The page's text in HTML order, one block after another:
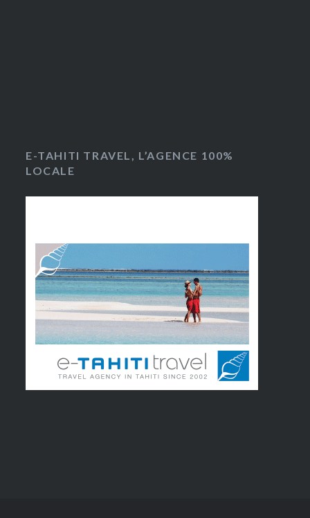
E-TAHITI TRAVEL, L’AGENCE 100%
LOCALE